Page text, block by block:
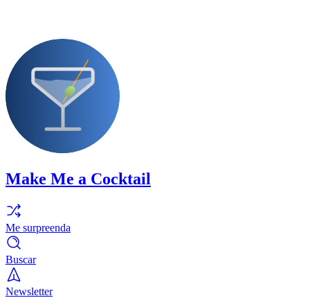
Make Me a Cocktail
Me surpreenda
Buscar
Newsletter